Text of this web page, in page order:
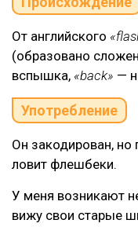
От английского
(образовано
вспышка, «back» —
Употребление
Он закодирован, но
ловит флешбеки.
У меня возникают
вижу свои старые